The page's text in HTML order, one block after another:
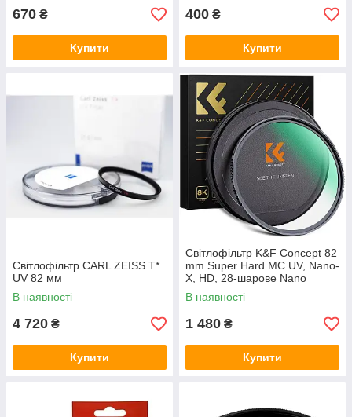
670 ₴
Купити
400 ₴
Купити
Світлофільтр CARL ZEISS T*
UV 82 мм
В наявності
4 720 ₴
Купити
Світлофільтр K&F Concept 82
mm Super Hard MC UV, Nano-
X, HD, 28-шарове Nano
покриття, оптичне скло
Японія
В наявності
1 480 ₴
Купити